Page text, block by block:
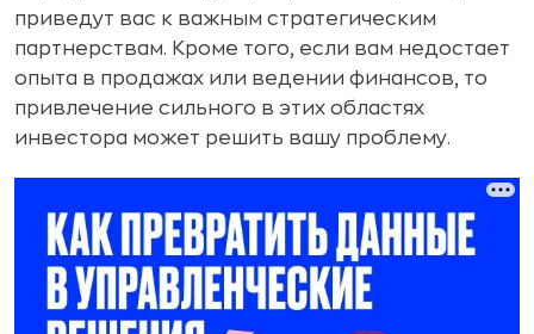
приведут вас к важным стратегическим
партнерствам. Кроме того, если вам недостает
опыта в продажах или ведении финансов, то
привлечение сильного в этих областях
инвестора может решить вашу проблему.